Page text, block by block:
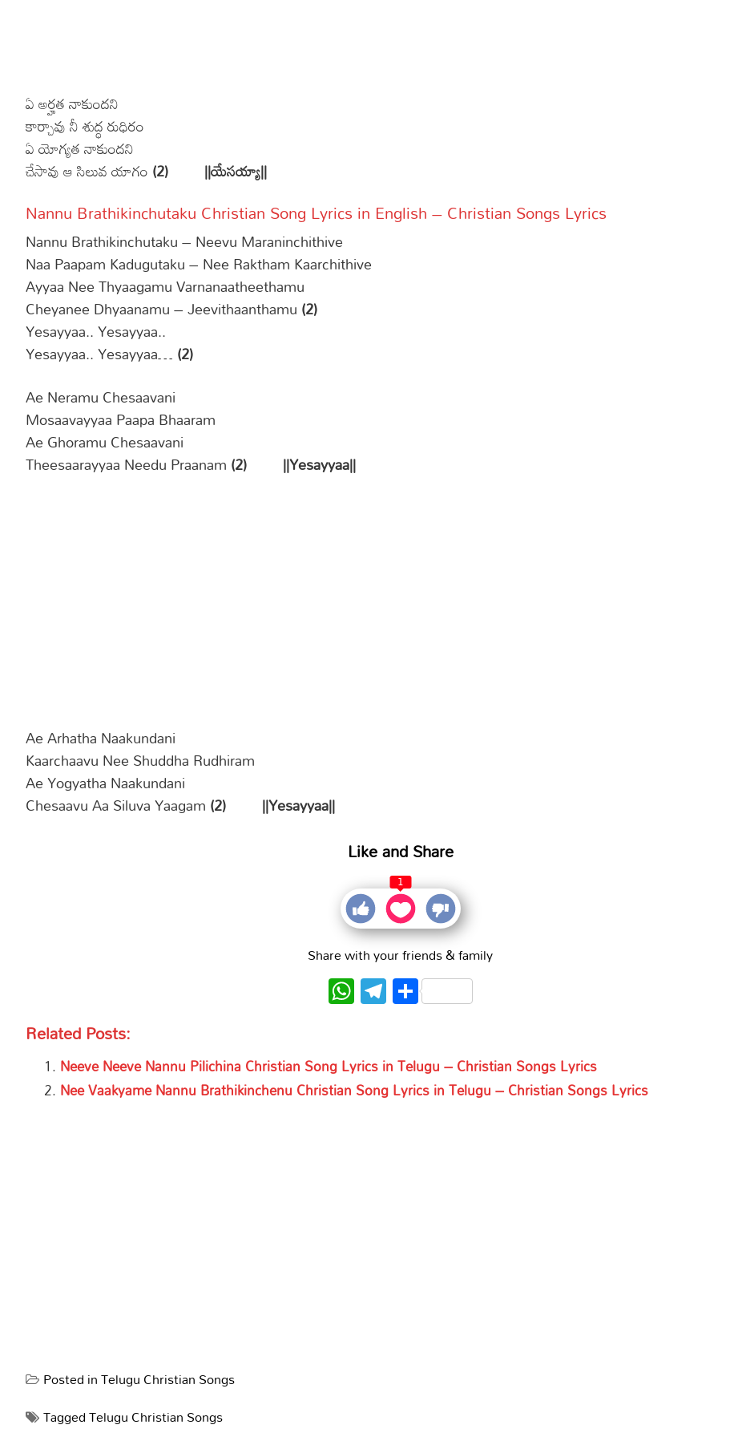
ఏ అర్హత నాకుందని
కార్చావు నీ శుద్ధ రుధిరం
ఏ యోగ్యత నాకుందని
చేసావు ఆ సిలువ యాగం(2) ||యేసయ్యా||
Nannu Brathikinchutaku Christian Song Lyrics in English – Christian Songs Lyrics
Nannu Brathikinchutaku – Neevu Maraninchithive
Naa Paapam Kadugutaku – Nee Raktham Kaarchithive
Ayyaa Nee Thyaagamu Varnanaatheethamu
Cheyanee Dhyaanamu – Jeevithaanthamu(2)
Yesayyaa.. Yesayyaa..
Yesayyaa.. Yesayyaa…(2)
Ae Neramu Chesaavani
Mosaavayyaa Paapa Bhaaram
Ae Ghoramu Chesaavani
Theesaarayyaa Needu Praanam(2) ||Yesayyaa||
Ae Arhatha Naakundani
Kaarchaavu Nee Shuddha Rudhiram
Ae Yogyatha Naakundani
Chesaavu Aa Siluva Yaagam(2) ||Yesayyaa||
Like and Share
1
Share with your friends & family
WhatsApp
Telegram
Share
Related Posts:
Neeve Neeve Nannu Pilichina Christian Song Lyrics in Telugu – Christian Songs Lyrics
Nee Vaakyame Nannu Brathikinchenu Christian Song Lyrics in Telugu – Christian Songs Lyrics
Posted inTelugu Christian Songs
TaggedTelugu Christian Songs